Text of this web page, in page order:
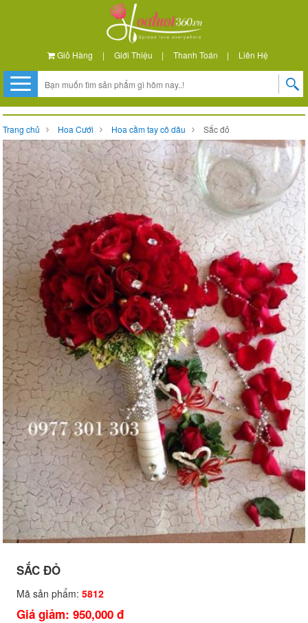
Giỏ Hàng | Giới Thiệu | Thanh Toán | Liên Hệ
Trang chủ Hoa Cưới Hoa cầm tay cô dâu Sắc đỏ
SẮC ĐỎ
Mã sản phẩm: 5812
Giá giảm: 950,000 đ